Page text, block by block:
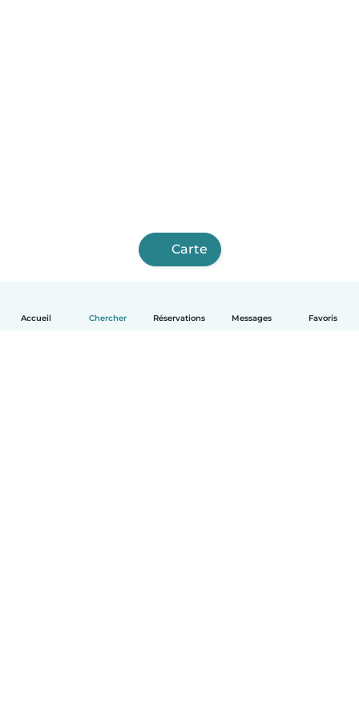
Accueil Chercher Réservations Messages Favoris
Carte